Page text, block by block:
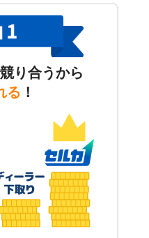
り合うから
る ！